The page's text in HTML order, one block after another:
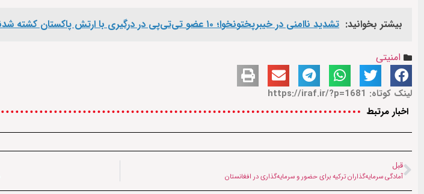
بیشتر بخوانید: تشدید ناامنی در خیبرپختونخوا؛ ۱۰ عضو تی‌تی‌پی در درگیری با ارتش پاکستان کشته شدند
امنیتی
لینک کوتاه: https://iraf.ir/?p=1681
اخبار مرتبط
قبل
آمادگی سرمایه‌گذاران ترکیه برای حضور و سرمایه‌گذاری در افغانستان